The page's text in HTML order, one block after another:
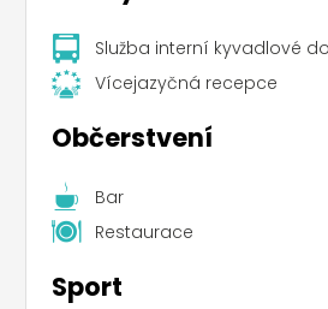
Služba interní kyvadlové
Vícejazyčná recepce
Občerstvení
Bar
Restaurace
Sport